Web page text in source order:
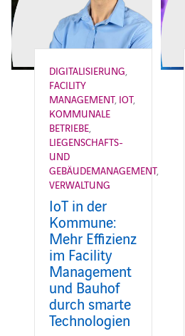
DIGITALISIERUNG,
FACILITY
MANAGEMENT, IOT,
KOMMUNALE
BETRIEBE,
LIEGENSCHAFTS-
UND
GEBÄUDEMANAGEMENT,
VERWALTUNG
IoT in der
Kommune:
Mehr Effizienz
im Facility
Management
und Bauhof
durch smarte
Technologien